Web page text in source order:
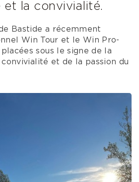
la convivialité.
Bastide a récemment
Win Tour et le Win Pro-
sous le signe de la
et de la passion du